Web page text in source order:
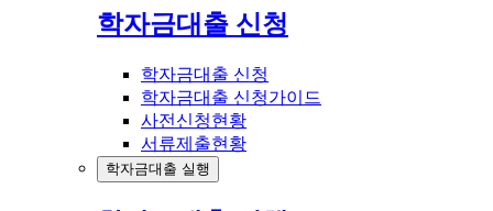
학자금대출 신청
학자금대출 신청
학자금대출 신청가이드
사전신청현황
서류제출현황
학자금대출 실행